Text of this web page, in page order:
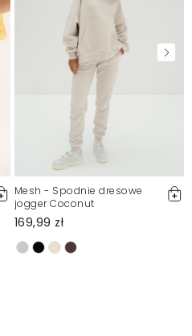
Mesh - Spodnie dresowe
jogger Coconut
169,99 zł